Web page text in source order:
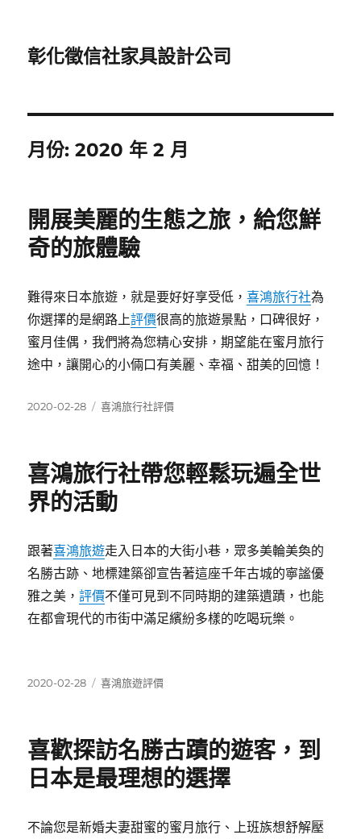
彰化徵信社家具設計公司
月份:2020 年 2 月
開展美麗的生態之旅，給您鮮
奇的旅體驗
難得來日本旅遊，就是要好好享受低，喜鴻旅行社為
你選擇的是網路上評價很高的旅遊景點，口碑很好，
蜜月佳偶，我們將為您精心安排，期望能在蜜月旅行
途中，讓開心的小倆口有美麗、幸福、甜美的回憶！
發
2020-02-28
分
喜鴻旅行社評價
喜鴻旅行社帶您輕鬆玩遍全世
界的活動
跟著喜鴻旅遊走入日本的大街小巷，眾多美輪美奐的
名勝古跡、地標建築卻宣告著這座千年古城的寧謐優
雅之美，評價不僅可見到不同時期的建築遺蹟，也能
在都會現代的市街中滿足繽紛多樣的吃喝玩樂。
發
2020-02-28
分
喜鴻旅遊評價
喜歡探訪名勝古蹟的遊客，到
日本是最理想的選擇
不論您是新婚夫妻甜蜜的蜜月旅行、上班族想舒解壓